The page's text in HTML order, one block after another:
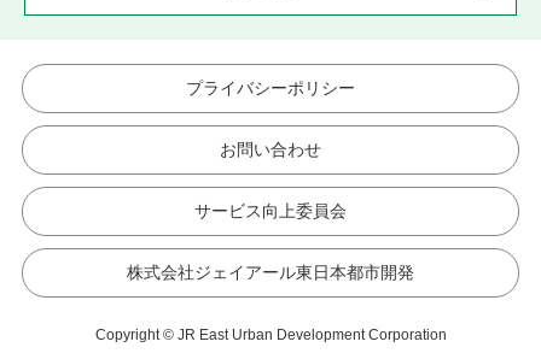
プライバシーポリシー
お問い合わせ
サービス向上委員会
株式会社ジェイアール東日本都市開発
Copyright © JR East Urban Development Corporation